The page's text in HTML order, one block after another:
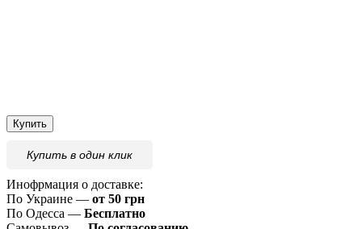
Купить
Купить в один клик
Инофрмация о доставке:
По Украине — от 50 грн
По Одесса — Бесплатно